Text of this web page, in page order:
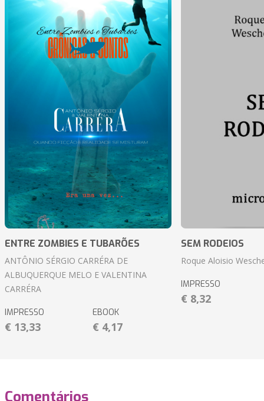
ENTRE ZOMBIES E TUBARÕES
ANTÔNIO SÉRGIO CARRÉRA DE
ALBUQUERQUE MELO E VALENTINA
CARRÉRA
IMPRESSO
€ 13,33
EBOOK
€ 4,17
SEM RODEIOS
Roque Aloisio
IMPRESSO
€ 8,32
Comentários